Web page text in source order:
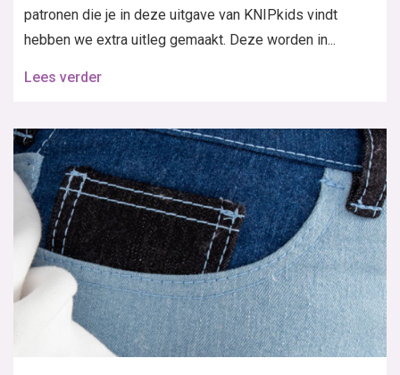
patronen die je in deze uitgave van KNIPkids vindt
hebben we extra uitleg gemaakt. Deze worden in...
Lees verder